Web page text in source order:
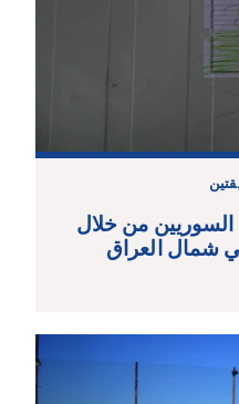
السوريين من خلال
شمال العراق